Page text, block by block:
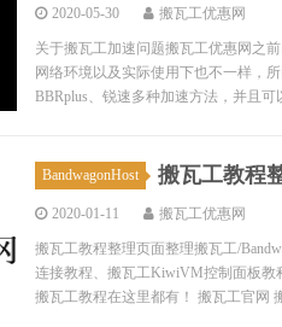
2020-05-30 搬瓦工优惠网
关于搬瓦工加速问题搬瓦工优惠网之
网络环境以及实际使用下也不一样，
BBRplus、锐速多种加速方法，并且可
BandwagonHost 搬瓦工教程
2020-01-11 搬瓦工优惠网
搬瓦工教程整理页面整理搬瓦工/
连接教程、搬瓦工KiwiVM控制面板教
搬瓦工教程在这里都有！ 搬瓦工官网